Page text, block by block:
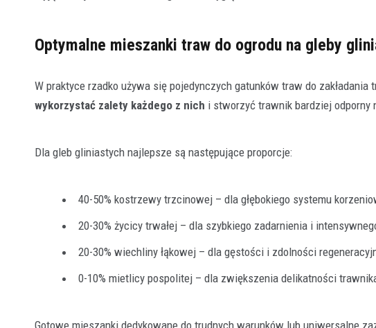
Optymalne mieszanki traw do ogrodu na gleby
W praktyce rzadko używa się pojedynczych gatunków traw do zakładania
wykorzystać zalety każdego z nich i stworzyć trawnik bardziej odporny
Dla gleb gliniastych najlepsze są następujące proporcje:
40-50% kostrzewy trzcinowej – dla głębokiego systemu
20-30% życicy trwałej – dla szybkiego zadarnienia i
20-30% wiechliny łąkowej – dla gęstości i zdolności
0-10% mietlicy pospolitej – dla zwiększenia delikatności